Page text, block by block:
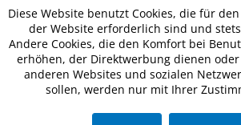
Diese Website benutzt Cookies, die für
der Website erforderlich sind und
Andere Cookies, die den Komfort bei
erhöhen, der Direktwerbung dienen
anderen Websites und sozialen
sollen, werden nur mit Ihrer